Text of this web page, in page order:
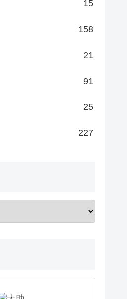
15
158
21
91
25
227